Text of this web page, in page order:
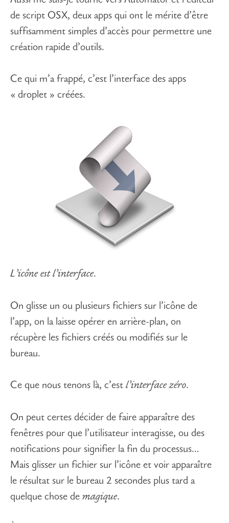
de script OSX, deux apps qui ont le mérite d’être
suffisamment simples d’accès pour permettre une
création rapide d’outils.
Ce qui m’a frappé, c’est l’interface des apps
« droplet » créées.
L’icône est l’interface.
On glisse un ou plusieurs fichiers sur l’icône de
l’app, on la laisse opérer en arrière-plan, on
récupère les fichiers créés ou modifiés sur le
bureau.
Ce que nous tenons là, c’est l’interface zéro.
On peut certes décider de faire apparaître des
fenêtres pour que l’utilisateur interagisse, ou des
notifications pour signifier la fin du processus…
Mais glisser un fichier sur l’icône et voir apparaître
le résultat sur le bureau 2 secondes plus tard a
quelque chose de magique.